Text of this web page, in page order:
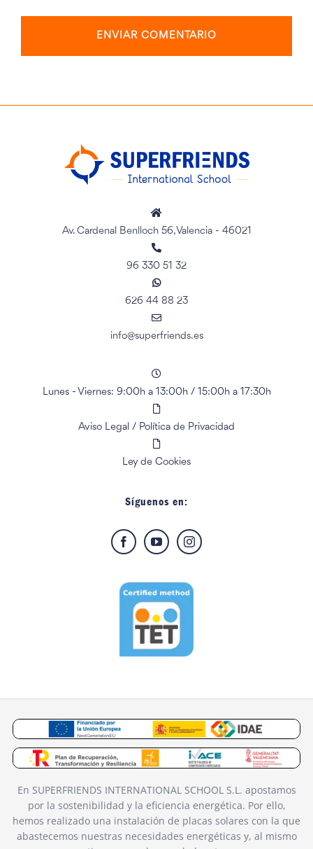
Av. Cardenal Benlloch 56, Valencia - 46021
96 330 51 32
626 44 88 23
info@superfriends.es
Lunes - Viernes: 9:00h a 13:00h / 15:00h a 17:30h
Aviso Legal / Política de Privacidad
Ley de Cookies
Síguenos en:
En SUPERFRIENDS INTERNATIONAL SCHOOL S.L. apostamos
por la sostenibilidad y la eficiencia energética. Por ello,
hemos realizado una instalación de placas solares con la que
abastecemos nuestras necesidades energéticas y, al mismo